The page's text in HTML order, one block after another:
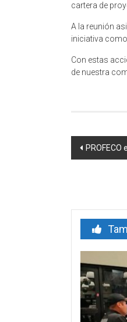
cartera de
A la reunión
iniciativa
Con estas
de nuestra